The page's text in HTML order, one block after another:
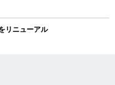
リニューアル